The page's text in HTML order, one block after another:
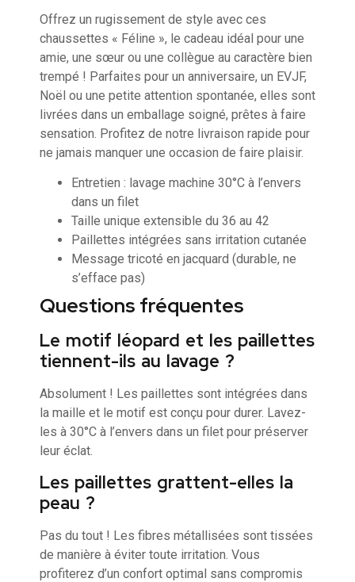
Offrez un rugissement de style avec ces
chaussettes « Féline », le cadeau idéal pour une
amie, une sœur ou une collègue au caractère bien
trempé ! Parfaites pour un anniversaire, un EVJF,
Noël ou une petite attention spontanée, elles sont
livrées dans un emballage soigné, prêtes à faire
sensation. Profitez de notre livraison rapide pour
ne jamais manquer une occasion de faire plaisir.
Entretien : lavage machine 30°C à l’envers
dans un filet
Taille unique extensible du 36 au 42
Paillettes intégrées sans irritation cutanée
Message tricoté en jacquard (durable, ne
s’efface pas)
Questions fréquentes
Le motif léopard et les paillettes
tiennent-ils au lavage ?
Absolument ! Les paillettes sont intégrées dans
la maille et le motif est conçu pour durer. Lavez-
les à 30°C à l’envers dans un filet pour préserver
leur éclat.
Les paillettes grattent-elles la
peau ?
Pas du tout ! Les fibres métallisées sont tissées
de manière à éviter toute irritation. Vous
profiterez d’un confort optimal sans compromis